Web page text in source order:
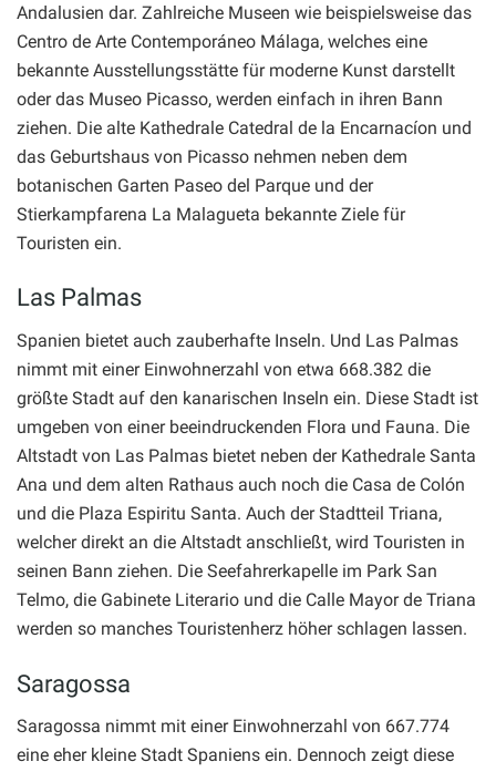
Andalusien dar. Zahlreiche Museen wie beispielsweise das
Centro de Arte Contemporáneo Málaga, welches eine
bekannte Ausstellungsstätte für moderne Kunst darstellt
oder das Museo Picasso, werden einfach in ihren Bann
ziehen. Die alte Kathedrale Catedral de la Encarnacíon und
das Geburtshaus von Picasso nehmen neben dem
botanischen Garten Paseo del Parque und der
Stierkampfarena La Malagueta bekannte Ziele für
Touristen ein.
Las Palmas
Spanien bietet auch zauberhafte Inseln. Und Las Palmas
nimmt mit einer Einwohnerzahl von etwa 668.382 die
größte Stadt auf den kanarischen Inseln ein. Diese Stadt ist
umgeben von einer beeindruckenden Flora und Fauna. Die
Altstadt von Las Palmas bietet neben der Kathedrale Santa
Ana und dem alten Rathaus auch noch die Casa de Colón
und die Plaza Espiritu Santa. Auch der Stadtteil Triana,
welcher direkt an die Altstadt anschließt, wird Touristen in
seinen Bann ziehen. Die Seefahrerkapelle im Park San
Telmo, die Gabinete Literario und die Calle Mayor de Triana
werden so manches Touristenherz höher schlagen lassen.
Saragossa
Saragossa nimmt mit einer Einwohnerzahl von 667.774
eine eher kleine Stadt Spaniens ein. Dennoch zeigt diese